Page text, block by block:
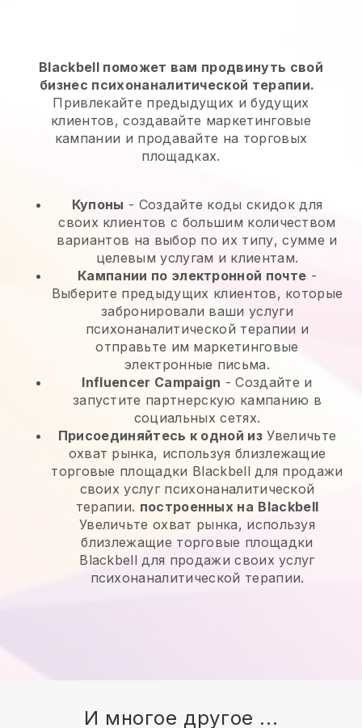
Blackbell поможет вам продвинуть свой
бизнес психонаналитической терапии.
Привлекайте предыдущих и будущих
клиентов, создавайте маркетинговые
кампании и продавайте на торговых
площадках.
Купоны - Создайте коды скидок для
своих клиентов с большим количеством
вариантов на выбор по их типу, сумме и
целевым услугам и клиентам.
Кампании по электронной почте -
Выберите предыдущих клиентов, которые
забронировали ваши услуги
психонаналитической терапии и
отправьте им маркетинговые
электронные письма.
Influencer Campaign - Создайте и
запустите партнерскую кампанию в
социальных сетях.
Присоединяйтесь к одной из Увеличьте
охват рынка, используя близлежащие
торговые площадки Blackbell для продажи
своих услуг психонаналитической
терапии. построенных на Blackbell
Увеличьте охват рынка, используя
близлежащие торговые площадки
Blackbell для продажи своих услуг
психонаналитической терапии.
И многое другое ...